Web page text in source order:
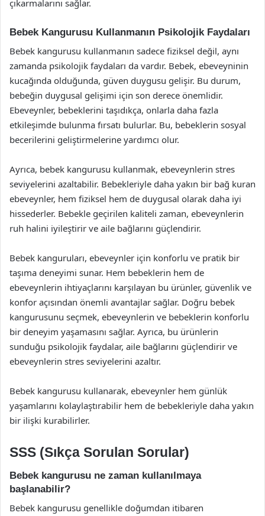
çıkarmalarını sağlar.
Bebek Kangurusu Kullanmanın Psikolojik Faydaları
Bebek kangurusu kullanmanın sadece fiziksel değil, aynı
zamanda psikolojik faydaları da vardır. Bebek, ebeveyninin
kucağında olduğunda, güven duygusu gelişir. Bu durum,
bebeğin duygusal gelişimi için son derece önemlidir.
Ebeveynler, bebeklerini taşıdıkça, onlarla daha fazla
etkileşimde bulunma fırsatı bulurlar. Bu, bebeklerin sosyal
becerilerini geliştirmelerine yardımcı olur.
Ayrıca, bebek kangurusu kullanmak, ebeveynlerin stres
seviyelerini azaltabilir. Bebekleriyle daha yakın bir bağ kuran
ebeveynler, hem fiziksel hem de duygusal olarak daha iyi
hissederler. Bebekle geçirilen kaliteli zaman, ebeveynlerin
ruh halini iyileştirir ve aile bağlarını güçlendirir.
Bebek kanguruları, ebeveynler için konforlu ve pratik bir
taşıma deneyimi sunar. Hem bebeklerin hem de
ebeveynlerin ihtiyaçlarını karşılayan bu ürünler, güvenlik ve
konfor açısından önemli avantajlar sağlar. Doğru bebek
kangurusunu seçmek, ebeveynlerin ve bebeklerin konforlu
bir deneyim yaşamasını sağlar. Ayrıca, bu ürünlerin
sunduğu psikolojik faydalar, aile bağlarını güçlendirir ve
ebeveynlerin stres seviyelerini azaltır.
Bebek kangurusu kullanarak, ebeveynler hem günlük
yaşamlarını kolaylaştırabilir hem de bebekleriyle daha yakın
bir ilişki kurabilirler.
SSS (Sıkça Sorulan Sorular)
Bebek kangurusu ne zaman kullanılmaya
başlanabilir?
Bebek kangurusu genellikle doğumdan itibaren